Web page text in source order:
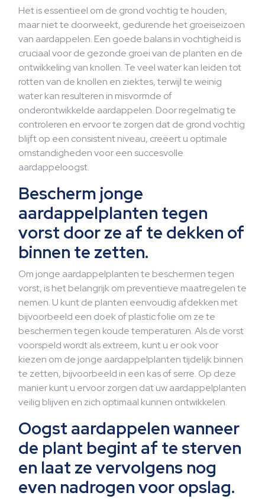
Het is essentieel om de grond vochtig te houden,
maar niet te doorweekt, gedurende het groeiseizoen
van aardappelen. Een goede balans in vochtigheid is
cruciaal voor de gezonde groei van de planten en de
ontwikkeling van knollen. Te veel water kan leiden tot
rotten van de knollen en ziektes, terwijl te weinig
water kan resulteren in misvormde of
onderontwikkelde aardappelen. Door regelmatig te
controleren en ervoor te zorgen dat de grond vochtig
blijft op een consistent niveau, creëert u optimale
omstandigheden voor een succesvolle
aardappeloogst.
Bescherm jonge
aardappelplanten tegen
vorst door ze af te dekken of
binnen te zetten.
Om jonge aardappelplanten te beschermen tegen
vorst, is het belangrijk om preventieve maatregelen te
nemen. U kunt de planten eenvoudig afdekken met
bijvoorbeeld een doek of plastic folie om ze te
beschermen tegen koude temperaturen. Als de vorst
voorspeld wordt als extreem, kunt u er ook voor
kiezen om de jonge aardappelplanten tijdelijk binnen
te zetten, bijvoorbeeld in een kas of serre. Op deze
manier kunt u ervoor zorgen dat uw aardappelplanten
veilig blijven en zich optimaal kunnen ontwikkelen.
Oogst aardappelen wanneer
de plant begint af te sterven
en laat ze vervolgens nog
even nadrogen voor opslag.